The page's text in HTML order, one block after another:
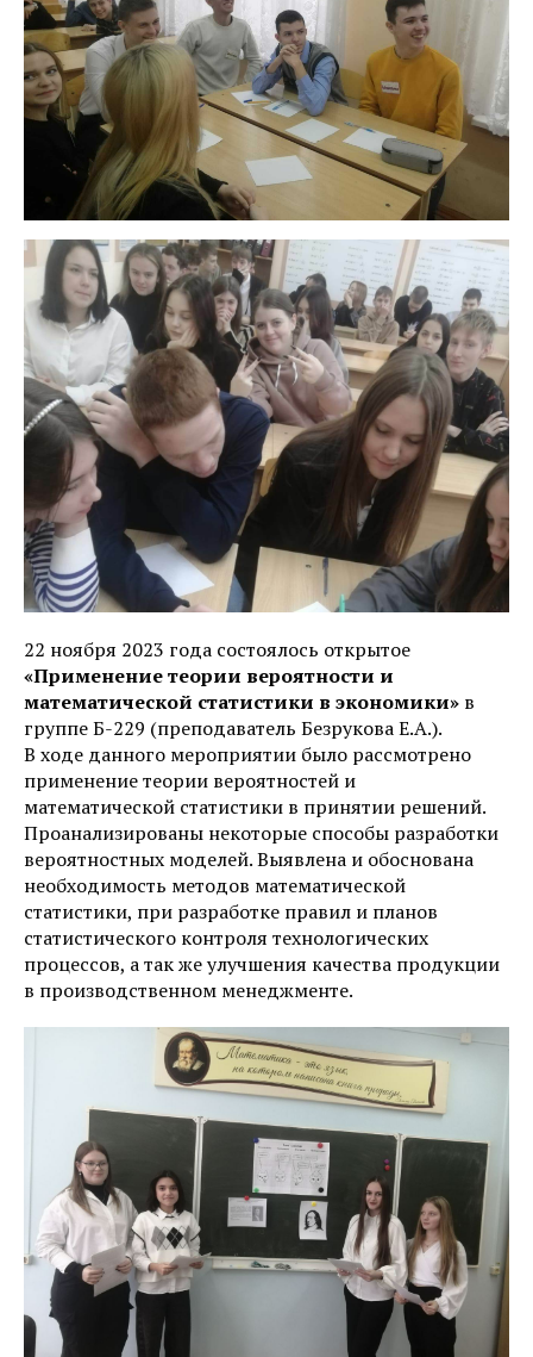
22 ноября 2023 года состоялось открытое
«Применение теории вероятности и
математической статистики в экономики» в
группе Б-229 (преподаватель Безрукова Е.А.).
В ходе данного мероприятии было рассмотрено
применение теории вероятностей и
математической статистики в принятии решений.
Проанализированы некоторые способы разработки
вероятностных моделей. Выявлена и обоснована
необходимость методов математической
статистики, при разработке правил и планов
статистического контроля технологических
процессов, а так же улучшения качества продукции
в производственном менеджменте.